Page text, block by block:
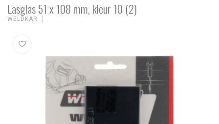
Lasglas 51 x 108 mm, kleur 10 (2)
WELDKAR